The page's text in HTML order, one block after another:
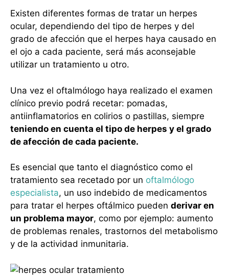
Existen diferentes formas de tratar un herpes
ocular, dependiendo del tipo de herpes y del
grado de afección que el herpes haya causado en
el ojo a cada paciente, será más aconsejable
utilizar un tratamiento u otro.
Una vez el oftalmólogo haya realizado el examen
clínico previo podrá recetar: pomadas,
antiinflamatorios en colirios o pastillas, siempre
teniendo en cuenta el tipo de herpes y el grado
de afección de cada paciente.
Es esencial que tanto el diagnóstico como el
tratamiento sea recetado por un oftalmólogo
especialista, un uso indebido de medicamentos
para tratar el herpes oftálmico pueden derivar en
un problema mayor, como por ejemplo: aumento
de problemas renales, trastornos del metabolismo
y de la actividad inmunitaria.